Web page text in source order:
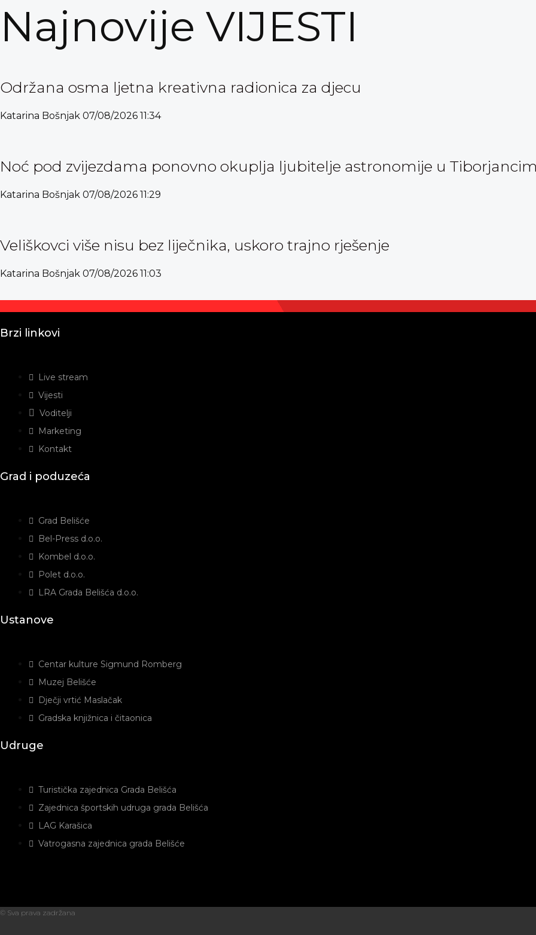
Najnovije VIJESTI
Održana osma ljetna kreativna radionica za djecu
Katarina Bošnjak 07/08/2026 11:34
Noć pod zvijezdama ponovno okuplja ljubitelje astronomije u
Katarina Bošnjak 07/08/2026 11:29
Veliškovci više nisu bez liječnika, uskoro trajno rješenje
Katarina Bošnjak 07/08/2026 11:03
Brzi linkovi
Live stream
Vijesti
Voditelji
Marketing
Kontakt
Grad i poduzeća
Grad Belišće
Bel-Press d.o.o.
Kombel d.o.o.
Polet d.o.o.
LRA Grada Belišća d.o.o.
Ustanove
Centar kulture Sigmund Romberg
Muzej Belišće
Dječji vrtić Maslačak
Gradska knjižnica i čitaonica
Udruge
Turistička zajednica Grada Belišća
Zajednica športskih udruga grada Belišća
LAG Karašica
Vatrogasna zajednica grada Belišće
© Sva prava zadržana